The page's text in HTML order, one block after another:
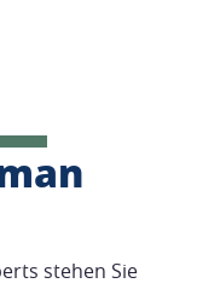
stehen Sie